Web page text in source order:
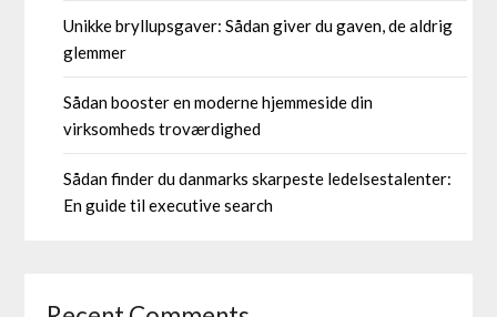
Unikke bryllupsgaver: Sådan giver du gaven, de aldrig
glemmer
Sådan booster en moderne hjemmeside din
virksomheds troværdighed
Sådan finder du danmarks skarpeste ledelsestalenter:
En guide til executive search